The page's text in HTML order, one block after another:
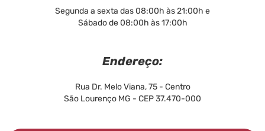
Segunda a sexta das 08:00h às 21:00h e
Sábado de 08:00h às 17:00h
Endereço:
Rua Dr. Melo Viana, 75 - Centro
São Lourenço MG - CEP 37.470-000